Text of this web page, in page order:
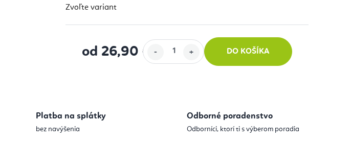
Zvoľte variant
od 26,90 € DO KOŠÍKA
Platba na splátky
bez navýšenia
Odborné poradenstvo
Odborníci, ktorí ti s výberom poradia